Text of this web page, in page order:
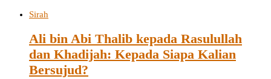
Sirah
Ali bin Abi Thalib kepada Rasulullah
dan Khadijah: Kepada Siapa Kalian
Bersujud?